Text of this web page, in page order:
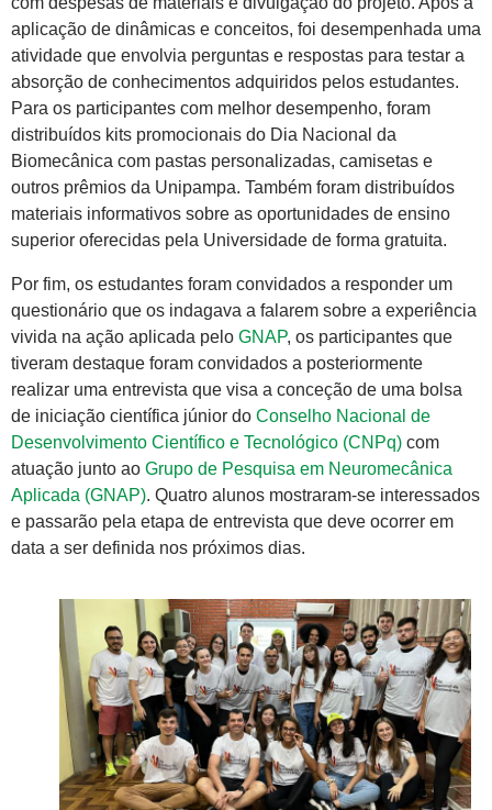
aplicação de dinâmicas e conceitos, foi desempenhada uma
atividade que envolvia perguntas e respostas para testar a
absorção de conhecimentos adquiridos pelos estudantes.
Para os participantes com melhor desempenho, foram
distribuídos kits promocionais do Dia Nacional da
Biomecânica com pastas personalizadas, camisetas e
outros prêmios da Unipampa. Também foram distribuídos
materiais informativos sobre as oportunidades de ensino
superior oferecidas pela Universidade de forma gratuita.
Por fim, os estudantes foram convidados a responder um
questionário que os indagava a falarem sobre a experiência
vivida na ação aplicada pelo GNAP, os participantes que
tiveram destaque foram convidados a posteriormente
realizar uma entrevista que visa a conceção de uma bolsa
de iniciação científica júnior do Conselho Nacional de
Desenvolvimento Científico e Tecnológico (CNPq) com
atuação junto ao Grupo de Pesquisa em Neuromecânica
Aplicada (GNAP). Quatro alunos mostraram-se interessados
e passarão pela etapa de entrevista que deve ocorrer em
data a ser definida nos próximos dias.